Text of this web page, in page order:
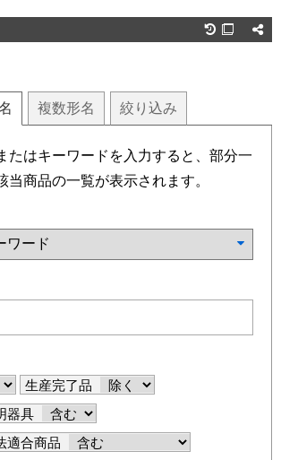

複数形名 絞り込み
たはキーワードを入力すると、部分一
当商品の一覧が表示されます。
生産完了品
器具
適合商品